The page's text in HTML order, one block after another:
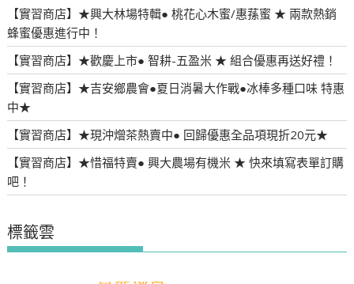
【實習商店】★興大林場特輯● 桃花心木蜜/惠蓀蜜 ★ 兩款熱銷
蜂蜜優惠進行中！
【實習商店】★歡慶上市● 智耕-五盈米 ★ 組合優惠再送好禮！
【實習商店】★吉安鄉農會●夏日消暑大作戰●冰棒多種口味 特惠
中★
【實習商店】★現沖熷茶熱賣中● 回歸優惠全品項現折20元★
【實習商店】★惜福特賣● 興大農場有機米 ★ 快來填寫表單訂購
吧！
標籤雲